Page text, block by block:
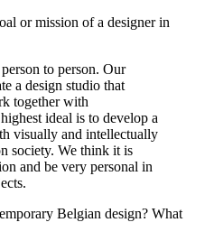
or mission of a designer in
to person. Our
a design studio that
together with
ideal is to develop a
visually and intellectually
society. We think it is
and be very personal in
Belgian design? What